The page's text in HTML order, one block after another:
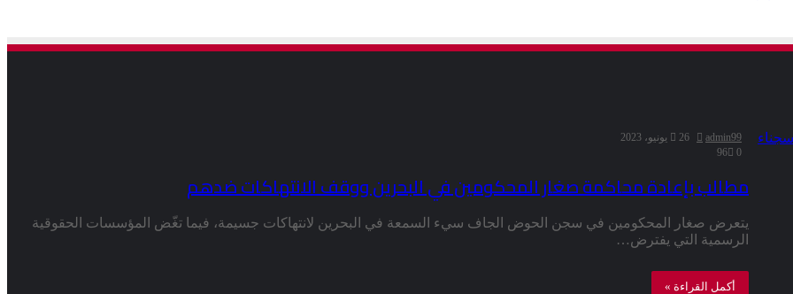
admin99
26 يونيو، 2023
0
96
مطالب بإعادة محاكمة صغار المحكومين في البحرين ووقف الانتهاكات ضدهم
يتعرض صغار المحكومين في سجن الحوض الجاف سيء السمعة في البحرين لانتهاكات جسيمة، فيما تغّض المؤسسات الحقوقية
الرسمية التي يفترض…
أكمل القراءة »